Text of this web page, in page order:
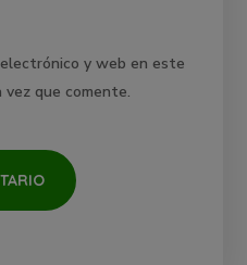
y web en este
vez que comente.